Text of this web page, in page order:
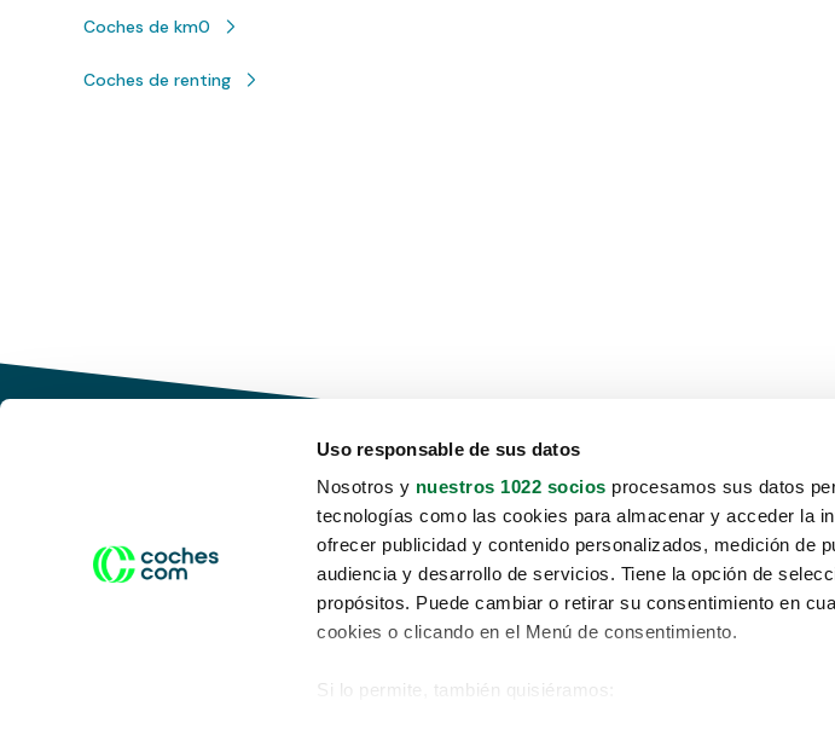
Uso responsable de sus datos
Nosotros y nuestros 1022 socios procesamos sus datos
tecnologías como las cookies para almacenar y acceder la
ofrecer publicidad y contenido personalizados, medición de
audiencia y desarrollo de servicios. Tiene la opción de
propósitos. Puede cambiar o retirar su consentimiento en
cookies o clicando en el Menú de consentimiento.
Si lo permite, también quisiéramos:
Coches de km0
Coches de renting
Conduce tu futuro,
desata tu movilidad